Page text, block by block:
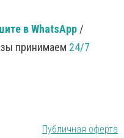
в WhatsApp /
принимаем 24/7
Публичная оферта